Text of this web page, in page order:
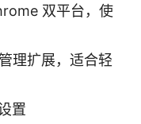
双平台，使
理扩展，适合轻
置